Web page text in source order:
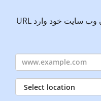
URL خود را برای ارزیابی سریع و رایگان وب سایت خود وارد